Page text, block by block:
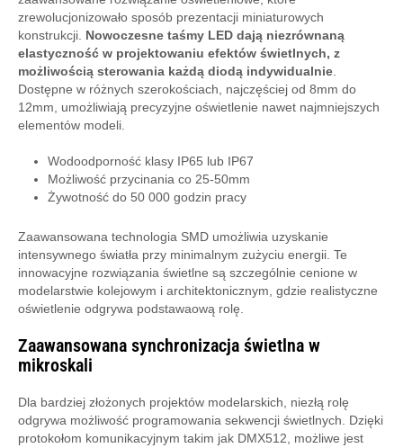
zrewolucjonizowało sposób prezentacji miniaturowych
konstrukcji. Nowoczesne taśmy LED dają niezrównaną
elastyczność w projektowaniu efektów świetlnych, z
możliwością sterowania każdą diodą indywidualnie
Dostępne w różnych szerokościach, najczęściej od 8mm do
12mm, umożliwiają precyzyjne oświetlenie nawet najmniejszych
elementów modeli.
Wodoodporność klasy IP65 lub IP67
Możliwość przycinania co 25-50mm
Żywotność do 50 000 godzin pracy
Zaawansowana technologia SMD umożliwia uzyskanie
intensywnego światła przy minimalnym zużyciu energii. Te
innowacyjne rozwiązania świetlne są szczególnie cenione w
modelarstwie kolejowym i architektonicznym, gdzie realistyczne
oświetlenie odgrywa podstawaową rolę.
Zaawansowana synchronizacja świetlna w
mikroskali
Dla bardziej złożonych projektów modelarskich, niezłą rolę
odgrywa możliwość programowania sekwencji świetlnych. Dzięki
protokołom komunikacyjnym takim jak DMX512, możliwe jest